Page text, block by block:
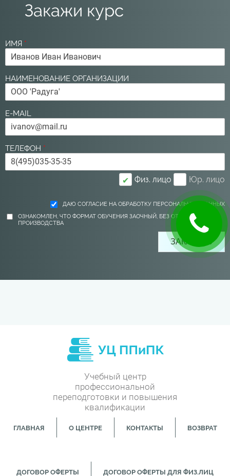
Закажи курс
ИМЯ *
НАИМЕНОВАНИЕ ОРГАНИЗАЦИИ
E-MAIL
ТЕЛЕФОН *
✔ Физ. лицо Юр. лицо
ДАЮ СОГЛАСИЕ НА ОБРАБОТКУ ПЕРСОНАЛЬНЫХ ДАННЫХ
ОЗНАКОМЛЕН, ЧТО ФОРМАТ ОБУЧЕНИЯ ЗАОЧНЫЙ, БЕЗ ОТРЫВА ОТ
ПРОИЗВОДСТВА
Учебный центр
профессиональной
переподготовки и повышения
квалификации
ГЛАВНАЯ О ЦЕНТРЕ КОНТАКТЫ ВОЗВРАТ
ДОГОВОР ОФЕРТЫ ДОГОВОР ОФЕРТЫ ДЛЯ ФИЗ.ЛИЦ